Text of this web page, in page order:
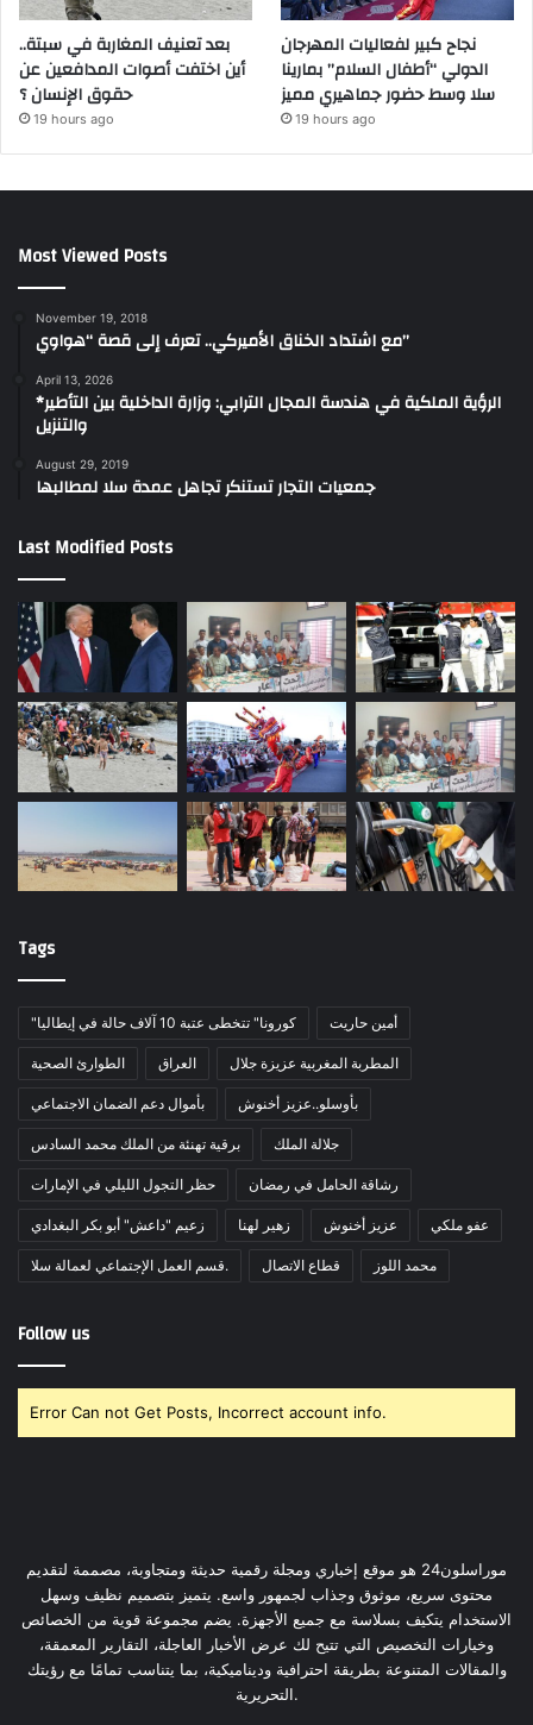
بعد تعنيف المغاربة في سبتة..
أين اختفت أصوات المدافعين عن
حقوق الإنسان ؟
19 hours ago
نجاح كبير لفعاليات المهرجان
الدولي “أطفال السلام” بمارينا
سلا وسط حضور جماهيري مميز
19 hours ago
Most Viewed Posts
November 19, 2018
مع اشتداد الخناق الأميركي.. تعرف إلى قصة “هواوي”
April 13, 2026
*الرؤية الملكية في هندسة المجال الترابي: وزارة الداخلية بين التأطير
والتنزيل
August 29, 2019
جمعيات التجار تستنكر تجاهل عمدة سلا لمطالبها
Last Modified Posts
Tags
"كورونا" تتخطى عتبة 10 آلاف حالة في إيطاليا أمين حاريت
الطوارئ الصحية العراق المطربة المغربية عزيزة جلال
بأموال دعم الضمان الاجتماعي بأوسلو..عزيز أخنوش
برقية تهنئة من الملك محمد السادس جلالة الملك
حظر التجول الليلي في الإمارات رشاقة الحامل في رمضان
زعيم "داعش" أبو بكر البغدادي زهير لهنا عزيز أخنوش عفو ملكي
قسم العمل الإجتماعي لعمالة سلا. قطاع الاتصال محمد اللوز
Follow us
Error Can not Get Posts, Incorrect account info.
موراسلون24 هو موقع إخباري ومجلة رقمية حديثة ومتجاوبة، مصممة لتقديم
محتوى سريع، موثوق وجذاب لجمهور واسع. يتميز بتصميم نظيف وسهل
الاستخدام يتكيف بسلاسة مع جميع الأجهزة. يضم مجموعة قوية من الخصائص
وخيارات التخصيص التي تتيح لك عرض الأخبار العاجلة، التقارير المعمقة،
والمقالات المتنوعة بطريقة احترافية وديناميكية، بما يتناسب تمامًا مع رؤيتك
التحريرية.